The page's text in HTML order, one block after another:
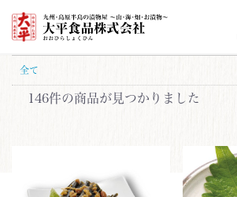
全て
146件の商品が見つかりました